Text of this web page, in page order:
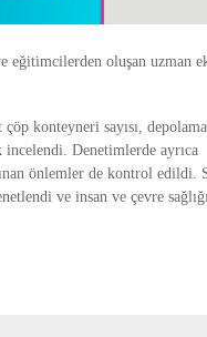
eğitimcilerden oluşan uzman
konteyneri sayısı, depolama
incelendi. Denetimlerde ayrıca
önlemler de kontrol edildi.
ve insan ve çevre